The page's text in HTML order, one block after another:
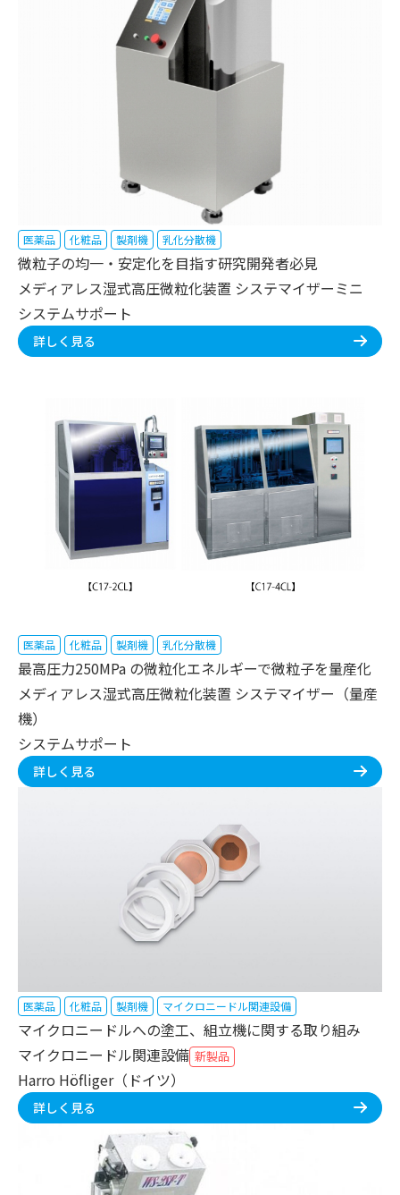
医薬品 化粧品 製剤機 乳化分散機
微粒子の均一・安定化を目指す研究開発者必見
メディアレス湿式高圧微粒化装置 システマイザーミニ
システムサポート
詳しく見る
医薬品 化粧品 製剤機 乳化分散機
最高圧力250MPa の微粒化エネルギーで微粒子を量産化
メディアレス湿式高圧微粒化装置 システマイザー（量産
機）
システムサポート
詳しく見る
医薬品 化粧品 製剤機 マイクロニードル関連設備
マイクロニードルへの塗工、組立機に関する取り組み
マイクロニードル関連設備 新製品
Harro Höfliger（ドイツ）
詳しく見る